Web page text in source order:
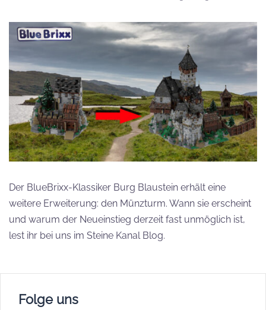
Der BlueBrixx-Klassiker Burg Blaustein erhält eine
weitere Erweiterung: den Münzturm. Wann sie erscheint
und warum der Neueinstieg derzeit fast unmöglich ist,
lest ihr bei uns im Steine Kanal Blog.
Folge uns